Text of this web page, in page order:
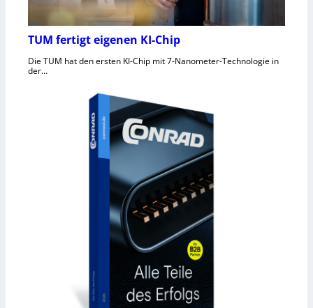
TUM fertigt eigenen KI-Chip
Die TUM hat den ersten KI-Chip mit 7-Nanometer-Technologie in
der…